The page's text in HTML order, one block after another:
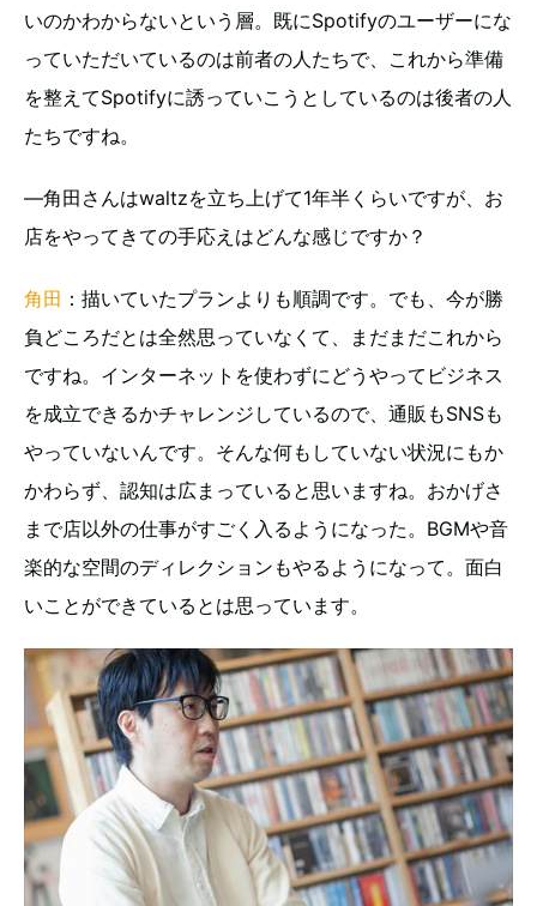
いのかわからないという層。既にSpotifyのユーザーにな
っていただいているのは前者の人たちで、これから準備
を整えてSpotifyに誘っていこうとしているのは後者の人
たちですね。
―角田さんはwaltzを立ち上げて1年半くらいですが、お
店をやってきての手応えはどんな感じですか？
角田 ：描いていたプランよりも順調です。でも、今が勝
負どころだとは全然思っていなくて、まだまだこれから
ですね。インターネットを使わずにどうやってビジネス
を成立できるかチャレンジしているので、通販もSNSも
やっていないんです。そんな何もしていない状況にもか
かわらず、認知は広まっていると思いますね。おかげさ
まで店以外の仕事がすごく入るようになった。BGMや音
楽的な空間のディレクションもやるようになって。面白
いことができているとは思っています。